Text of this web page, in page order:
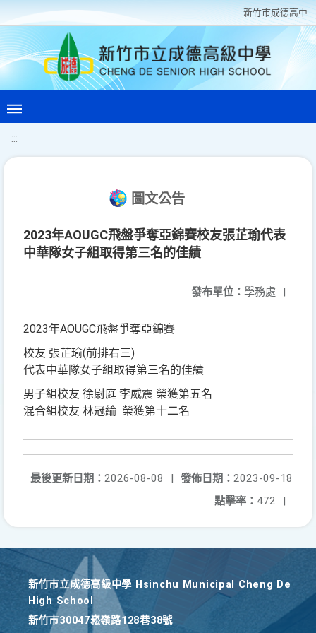
新竹巿成德高中
:::
圖文公告
2023年AOUGC飛盤爭奪亞錦賽校友張芷瑜代表
中華隊女子組取得第三名的佳績
發布單位： 學務處 |
2023年AOUGC飛盤爭奪亞錦賽
校友 張芷瑜(前排右三)
代表中華隊女子組取得第三名的佳績
男子組校友 徐尉庭 李威震 榮獲第五名
混合組校友 林冠綸 榮獲第十二名
發佈日期： 2023-09-18
最後更新日期： 2026-08-08
|
點擊率： 472 |
新竹巿立成德高級中學 Hsinchu Municipal Cheng De
High School
新竹巿30047崧嶺路128巷38號